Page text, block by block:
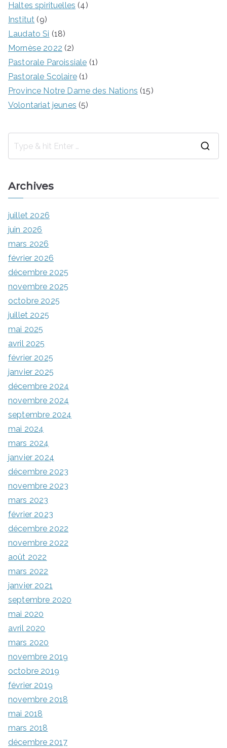
Haltes spirituelles (4)
Institut (9)
Laudato Si (18)
Mornèse 2022 (2)
Pastorale Paroissiale (1)
Pastorale Scolaire(1)
Province Notre Dame des Nations (15)
Volontariat jeunes (5)
Archives
juillet 2026
juin 2026
mars 2026
février 2026
décembre 2025
novembre 2025
octobre 2025
juillet 2025
mai 2025
avril 2025
février 2025
janvier 2025
décembre 2024
novembre 2024
septembre 2024
mai 2024
mars 2024
janvier 2024
décembre 2023
novembre 2023
mars 2023
février 2023
décembre 2022
novembre 2022
août 2022
mars 2022
janvier 2021
septembre 2020
mai 2020
avril 2020
mars 2020
novembre 2019
octobre 2019
février 2019
novembre 2018
mai 2018
mars 2018
décembre 2017